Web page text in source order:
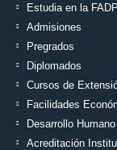
Estudia en la FADP
Admisiones
Pregrados
Diplomados
Cursos de
Facilidades
Desarrollo Humano
Acreditación